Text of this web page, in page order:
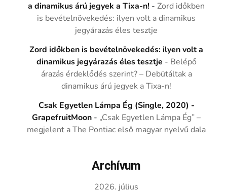
a dinamikus árú jegyek a Tixa-n! -Zord időkben
is bevételnövekedés: ilyen volt a dinamikus
jegyárazás éles tesztje
Zord időkben is bevételnövekedés: ilyen volt a
dinamikus jegyárazás éles tesztje - Belépő
árazás érdeklődés szerint? – Debütáltak a
dinamikus árú jegyek a Tixa-n!
Csak Egyetlen Lámpa Ég (Single, 2020) -
GrapefruitMoon - „Csak Egyetlen Lámpa Ég” –
megjelent a The Pontiac első magyar nyelvű dala
Archívum
2026. július